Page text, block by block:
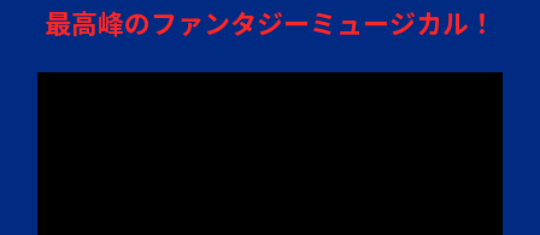
最高峰のファンタジーミュージカル！